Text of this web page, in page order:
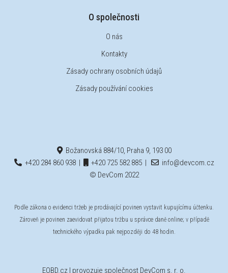
O společnosti
O nás
Kontakty
Zásady ochrany osobních údajů
Zásady používání cookies
Božanovská 884/10, Praha 9, 193 00
+420 284 860 938| +420 725 582 885|
info@devcom.cz
© DevCom 2022
Podle zákona o evidenci tržeb je prodávající povinen vystavit kupujícímu účtenku.
Zároveň je povinen zaevidovat přijatou tržbu u správce daně online; v případě
technického výpadku pak nejpozději do 48 hodin.
EOBD.cz | provozuje společnost DevCom s. r. o.